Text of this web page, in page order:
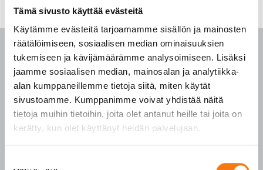
Tämä sivusto käyttää evästeitä
Käytämme evästeitä tarjoamamme sisällön ja mainosten
räätälöimiseen, sosiaalisen median ominaisuuksien
tukemiseen ja kävijämäärämme analysoimiseen. Lisäksi
jaamme sosiaalisen median, mainosalan ja analytiikka-
alan kumppaneillemme tietoja siitä, miten käytät
sivustoamme. Kumppanimme voivat yhdistää näitä
tietoja muihin tietoihin, joita olet antanut heille tai joita on
kerätty, kun olet käyttänyt heidän palvelujaan.
PALVELUKESKUS
p. 010 3911 900
(matkapuhelinmaksu (mpm) ja lankapuhelimella